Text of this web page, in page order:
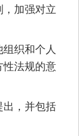
加强对立
织和个人
法规的意
，并包括